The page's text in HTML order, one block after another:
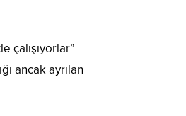
çalışıyorlar”
ancak ayrılan